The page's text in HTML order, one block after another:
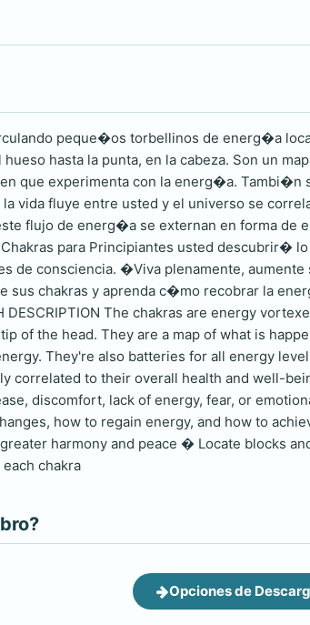
peque�os torbellinos de energ�a
hasta la punta, en la cabeza. Son un
que experimenta con la energ�a.
vida fluye entre usted y el universo se
flujo de energ�a se externan en forma de
para Principiantes usted descubrir�
de consciencia. �Viva plenamente,
sus chakras y aprenda c�mo recobrar la
DESCRIPTION The chakras are energy
of the head. They are a map of what is
They're also batteries for all energy
correlated to their overall health and well-
discomfort, lack of energy, fear, or
how to regain energy, and how to
harmony and peace � Locate blocks
chakra
Opciones de